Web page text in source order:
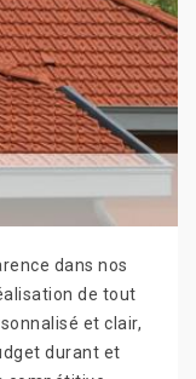
dans nos
de tout
et clair,
durant et